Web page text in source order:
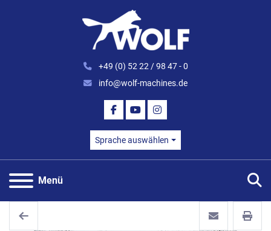
+49 (0) 52 22 / 98 47 - 0
info@wolf-machines.de
FACEBOOK
YOUTUBEINSTAGRAM
Sprache auswählen
Menü